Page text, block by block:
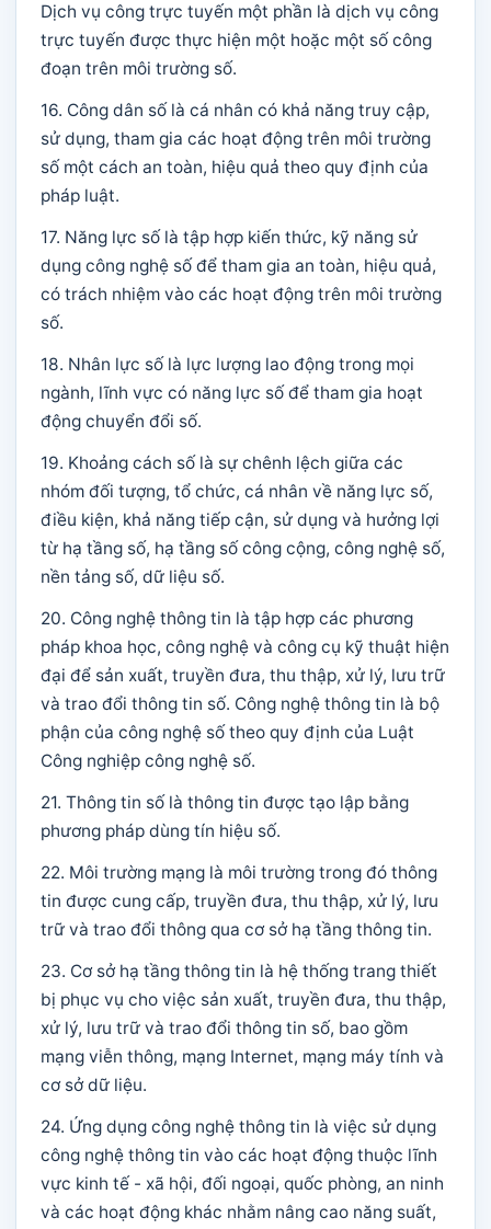
Dịch vụ công trực tuyến một phần là dịch vụ công
trực tuyến được thực hiện một hoặc một số công
đoạn trên môi trường số.
16. Công dân số là cá nhân có khả năng truy cập,
sử dụng, tham gia các hoạt động trên môi trường
số một cách an toàn, hiệu quả theo quy định của
pháp luật.
17. Năng lực số là tập hợp kiến thức, kỹ năng sử
dụng công nghệ số để tham gia an toàn, hiệu quả,
có trách nhiệm vào các hoạt động trên môi trường
số.
18. Nhân lực số là lực lượng lao động trong mọi
ngành, lĩnh vực có năng lực số để tham gia hoạt
động chuyển đổi số.
19. Khoảng cách số là sự chênh lệch giữa các
nhóm đối tượng, tổ chức, cá nhân về năng lực số,
điều kiện, khả năng tiếp cận, sử dụng và hưởng lợi
từ hạ tầng số, hạ tầng số công cộng, công nghệ số,
nền tảng số, dữ liệu số.
20. Công nghệ thông tin là tập hợp các phương
pháp khoa học, công nghệ và công cụ kỹ thuật hiện
đại để sản xuất, truyền đưa, thu thập, xử lý, lưu trữ
và trao đổi thông tin số. Công nghệ thông tin là bộ
phận của công nghệ số theo quy định của Luật
Công nghiệp công nghệ số.
21. Thông tin số là thông tin được tạo lập bằng
phương pháp dùng tín hiệu số.
22. Môi trường mạng là môi trường trong đó thông
tin được cung cấp, truyền đưa, thu thập, xử lý, lưu
trữ và trao đổi thông qua cơ sở hạ tầng thông tin.
23. Cơ sở hạ tầng thông tin là hệ thống trang thiết
bị phục vụ cho việc sản xuất, truyền đưa, thu thập,
xử lý, lưu trữ và trao đổi thông tin số, bao gồm
mạng viễn thông, mạng Internet, mạng máy tính và
cơ sở dữ liệu.
24. Ứng dụng công nghệ thông tin là việc sử dụng
công nghệ thông tin vào các hoạt động thuộc lĩnh
vực kinh tế - xã hội, đối ngoại, quốc phòng, an ninh
và các hoạt động khác nhằm nâng cao năng suất,